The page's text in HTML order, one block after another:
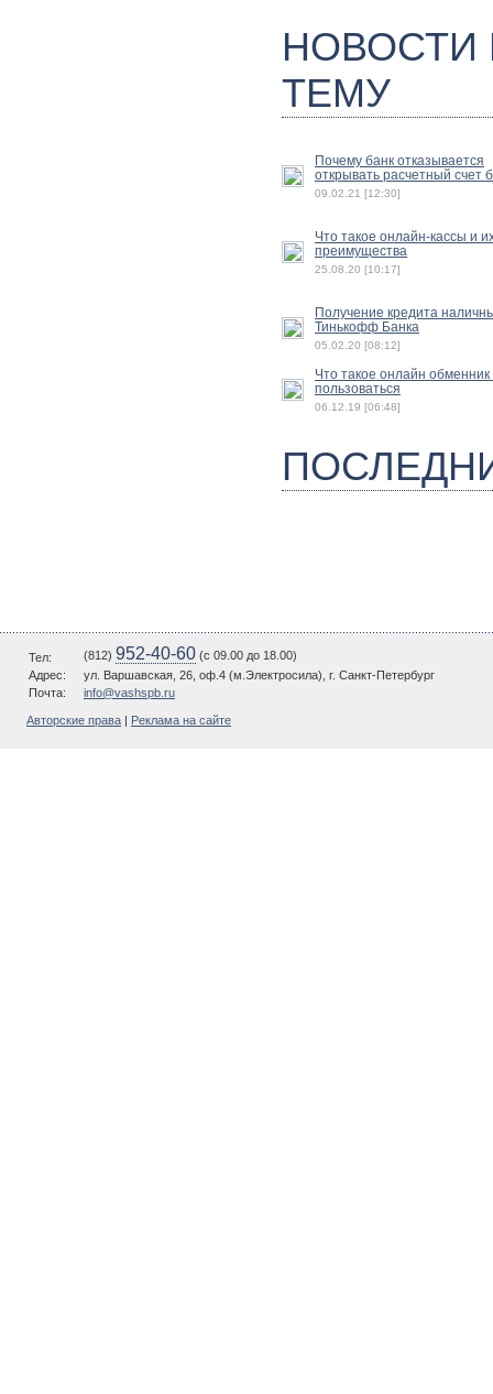
ТЕМУ
Почему банк отказывается
открывать расчетный счет
09.02.21 [12:30]
Что такое онлайн-кассы и
преимущества
25.08.20 [10:17]
Получение кредита
Тинькофф Банка
05.02.20 [08:12]
Что такое онлайн обменник
пользоваться
06.12.19 [06:48]
Тел: (812) 952-40-60 (c 09.00 до 18.00)
Адрес:
ул. Варшавская, 26, оф.4 (м.Электросила), г. Санкт-Петербург
Почта:
info@vashspb.ru
Авторские права Реклама на сайте